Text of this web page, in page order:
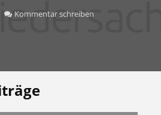
Kommentar schreiben